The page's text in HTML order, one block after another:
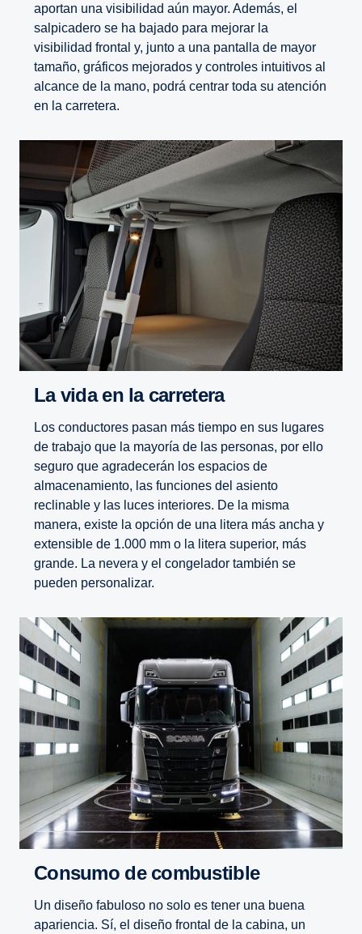
aportan una visibilidad aún mayor. Además, el
salpicadero se ha bajado para mejorar la
visibilidad frontal y, junto a una pantalla de mayor
tamaño, gráficos mejorados y controles intuitivos al
alcance de la mano, podrá centrar toda su atención
en la carretera.
La vida en la carre­tera
Los conductores pasan más tiempo en sus lugares
de trabajo que la mayoría de las personas, por ello
seguro que agradecerán los espacios de
almacenamiento, las funciones del asiento
reclinable y las luces interiores. De la misma
manera, existe la opción de una litera más ancha y
extensible de 1.000 mm o la litera superior, más
grande. La nevera y el congelador también se
pueden personalizar.
Consumo de combus­tible
Un diseño fabuloso no solo es tener una buena
apariencia. Sí, el diseño frontal de la cabina, un